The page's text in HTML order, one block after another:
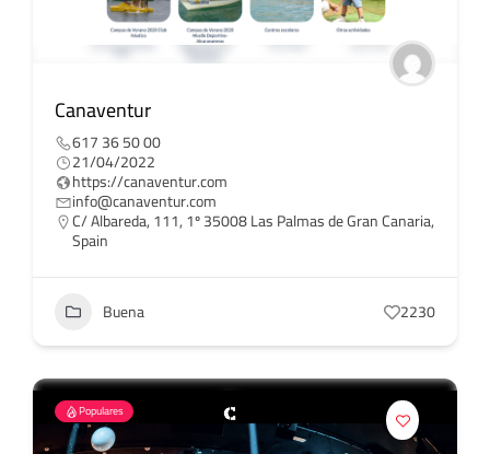
Canaventur
617 36 50 00
21/04/2022
https://canaventur.com
info@canaventur.com
C/ Albareda, 111, 1º 35008 Las Palmas de Gran Canaria,
Spain
Buena 2230
Populares